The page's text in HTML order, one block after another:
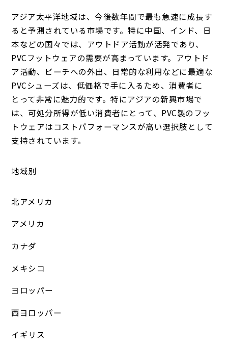
アジア太平洋地域は、今後数年間で最も急速に成長す
ると予測されている市場です。特に中国、インド、日
本などの国々では、アウトドア活動が活発であり、
PVCフットウェアの需要が高まっています。アウトド
ア活動、ビーチへの外出、日常的な利用などに最適な
PVCシューズは、低価格で手に入るため、消費者に
とって非常に魅力的です。特にアジアの新興市場で
は、可処分所得が低い消費者にとって、PVC製のフッ
トウェアはコストパフォーマンスが高い選択肢として
支持されています。
地域別
北アメリカ
アメリカ
カナダ
メキシコ
ヨロッパー
西ヨロッパー
イギリス